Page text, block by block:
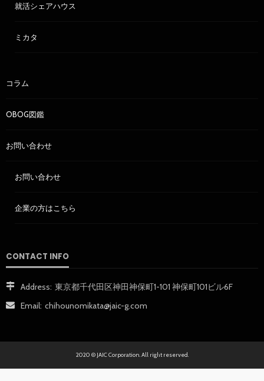
就活シェアハウス
ミカタ
コラム
OBOG図鑑
お問い合わせ
お問い合わせ
企業の方はこちら
CONTACT INFO
Address: 東京都千代田区神田神保町1-101 神保町101ビル6F
Email: chihounomikata@jaic-g.com
2020 © JAIC Corporation. All right reserved.